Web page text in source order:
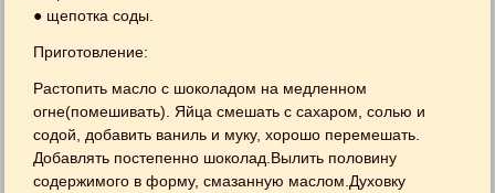
● щепотка соды.
Приготовление:
Растопить масло с шоколадом на медленном
огне(помешивать). Яйца смешать с сахаром, солью и
содой, добавить ваниль и муку, хорошо перемешать.
Добавлять постепенно шоколад.Вылить половину
содержимого в форму, смазанную маслом.Духовку